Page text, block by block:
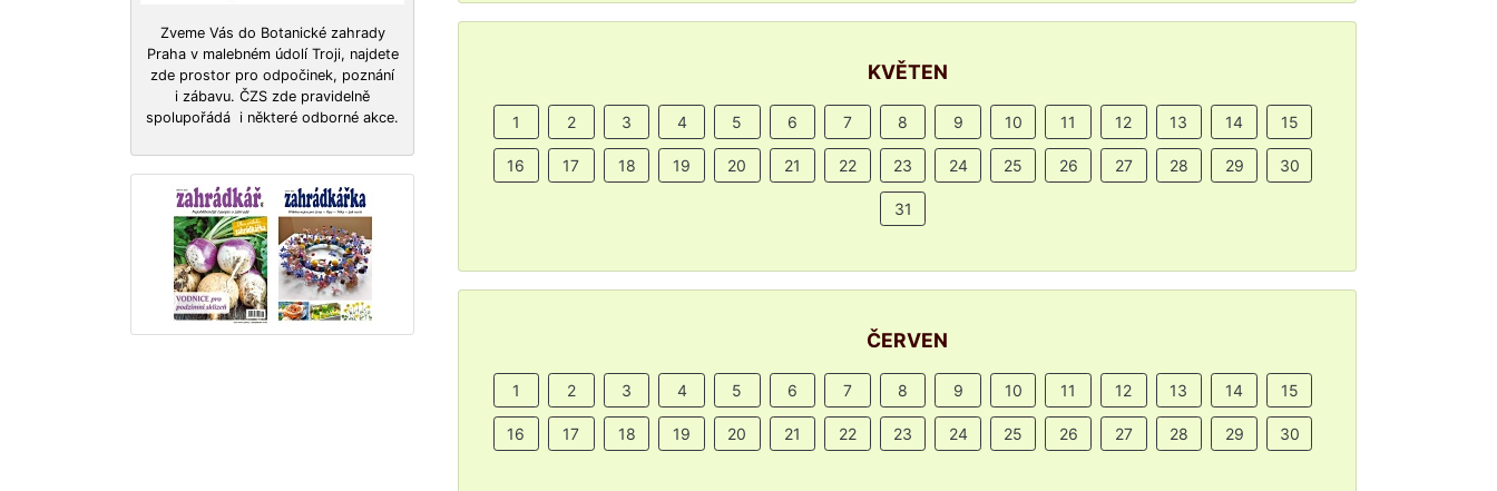
Zveme Vás do Botanické zahrady
Praha v malebném údolí Troji, najdete
zde prostor pro odpočinek, poznání
i zábavu. ČZS zde pravidelně
spolupořádá i některé odborné akce.
KVĚTEN
1 2 3 4 5 6 7 8 9 10 11 12 13 14 15
16 17 18 19 20 21 22 23 24 25 26 27 28 29 30
31
ČERVEN
1 2 3 4 5 6 7 8 9 10 11 12 13 14 15
16 17 18 19 20 21 22 23 24 25 26 27 28 29 30